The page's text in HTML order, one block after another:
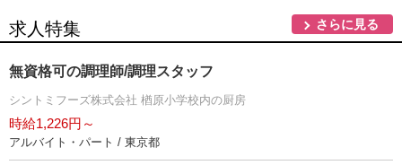
求人特集 さらに見る
無資格可の調理師/調理スタッフ
シントミフーズ株式会社 楢原小学校内の厨房
時給1,226円～
アルバイト・パート / 東京都